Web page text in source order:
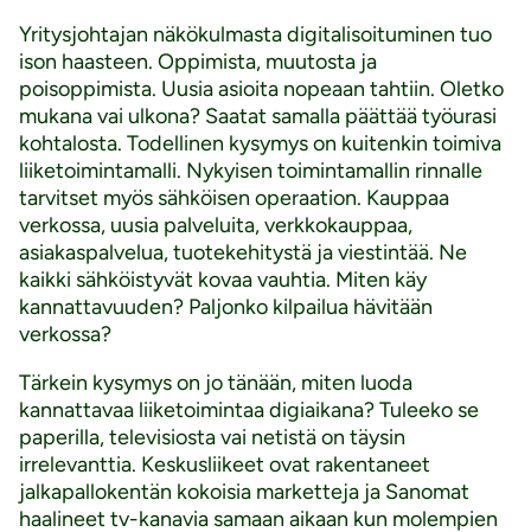
Yritysjohtajan näkökulmasta digitalisoituminen tuo
ison haasteen. Oppimista, muutosta ja
poisoppimista. Uusia asioita nopeaan tahtiin. Oletko
mukana vai ulkona? Saatat samalla päättää työurasi
kohtalosta. Todellinen kysymys on kuitenkin toimiva
liiketoimintamalli. Nykyisen toimintamallin rinnalle
tarvitset myös sähköisen operaation. Kauppaa
verkossa, uusia palveluita, verkkokauppaa,
asiakaspalvelua, tuotekehitystä ja viestintää. Ne
kaikki sähköistyvät kovaa vauhtia. Miten käy
kannattavuuden? Paljonko kilpailua hävitään
verkossa?
Tärkein kysymys on jo tänään, miten luoda
kannattavaa liiketoimintaa digiaikana? Tuleeko se
paperilla, televisiosta vai netistä on täysin
irrelevanttia. Keskusliikeet ovat rakentaneet
jalkapallokentän kokoisia marketteja ja Sanomat
haalineet tv-kanavia samaan aikaan kun molempien